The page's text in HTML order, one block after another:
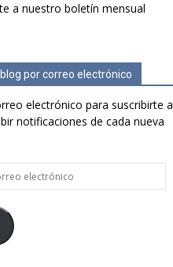
a nuestro boletín mensual
por correo electrónico
electrónico para suscribirte a
notificaciones de cada nueva